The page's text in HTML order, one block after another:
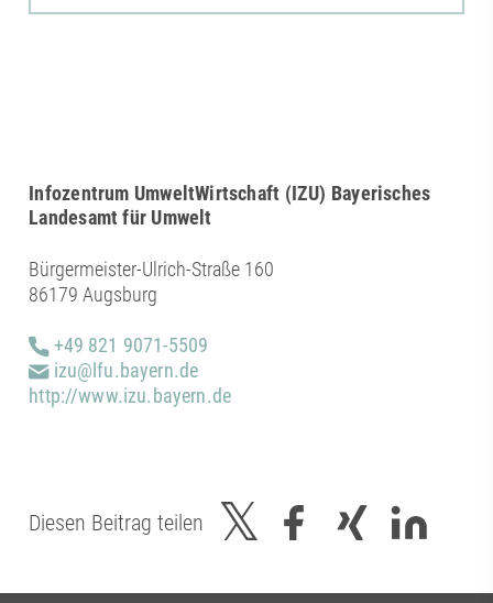
Infozentrum UmweltWirtschaft (IZU) Bayerisches
Landesamt für Umwelt
Bürgermeister-Ulrich-Straße 160
86179 Augsburg
+49 821 9071-5509
izu@lfu.bayern.de
http://www.izu.bayern.de
Diesen Beitrag teilen